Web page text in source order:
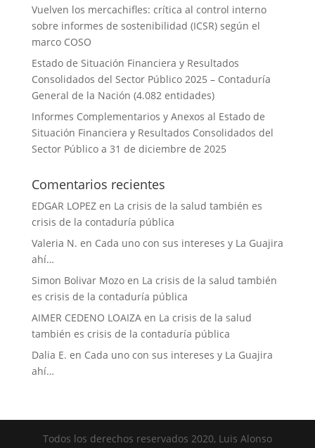
Vuelven los mercachifles: crítica al control interno
sobre informes de sostenibilidad (ICSR) según el
marco COSO
Estado de Situación Financiera y Resultados
Consolidados del Sector Público 2025 – Contaduría
General de la Nación (4.082 entidades)
Informes Complementarios y Anexos al Estado de
Situación Financiera y Resultados Consolidados del
Sector Público a 31 de diciembre de 2025
Comentarios recientes
EDGAR LOPEZen La crisis de la salud también es
crisis de la contaduría pública
Valeria N. en Cada uno con sus intereses y La Guajira
ahí…
Simon Bolivar Mozoen La crisis de la salud también
es crisis de la contaduría pública
AIMER CEDENO LOAIZAen La crisis de la salud
también es crisis de la contaduría pública
Dalia E. en Cada uno con sus intereses y La Guajira
ahí…
Todos los derechos reservados 2020, Luis Alonso